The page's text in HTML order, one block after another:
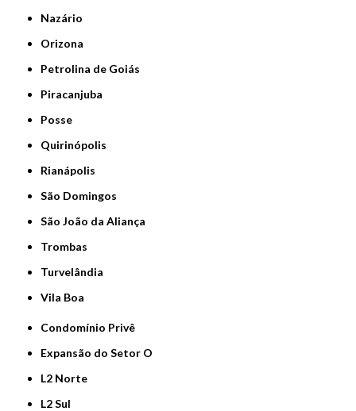
Nazário
Orizona
Petrolina de Goiás
Piracanjuba
Posse
Quirinópolis
Rianápolis
São Domingos
São João da Aliança
Trombas
Turvelândia
Vila Boa
Condomínio Privê
Expansão do Setor O
L2 Norte
L2 Sul